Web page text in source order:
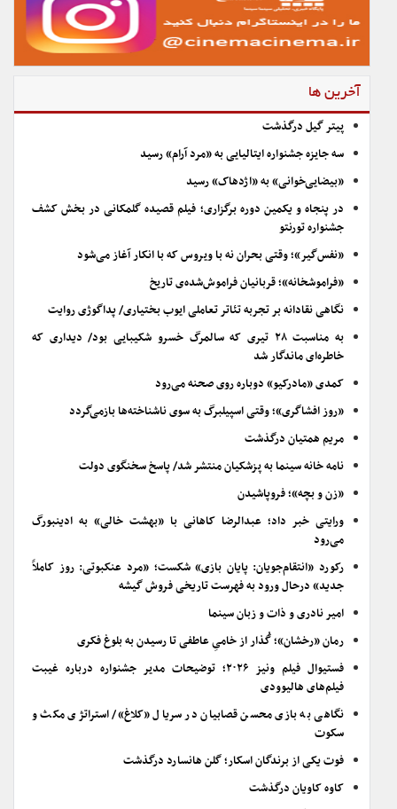
آخرین ها
پیتر گیل درگذشت
سه جایزه جشنواره ایتالیایی به «مرد آرام» رسید
«بیضایی‌خوانی» به «اژدهاک» رسید
در پنجاه و یکمین دوره برگزاری؛ فیلم قصیده گلمکانی در بخش کشف
جشنواره تورنتو
«نفس‌گیر»؛ وقتی بحران نه با ویروس که با انکار آغاز می‌شود
«فراموشخانه»؛ قربانیان فراموش‌شده‌ی تاریخ
نگاهی نقادانه بر تجربه تئاتر تعاملی ایوب بختیاری/ پداگوژی روایت
به مناسبت ۲۸ تیری که سالمرگ خسرو شکیبایی بود/ دیداری که
خاطره‌ای ماندگار شد
کمدی «مادرکیو» دوباره روی صحنه می‌رود
«روز افشاگری»؛ وقتی اسپیلبرگ به سوی ناشناخته‌ها بازمی‌گردد
مریم همتیان درگذشت
نامه خانه سینما به پزشکیان منتشر شد/ پاسخ سخنگوی دولت
«زن و بچه»؛ فروپاشیدن
ورایتی خبر داد؛ عبدالرضا کاهانی با «بهشت خالی» به ادینبورگ
می‌رود
رکورد «انتقام‌جویان: پایان بازی» شکست؛ «مرد عنکبوتی: روز کاملاً
جدید» درحال ورود به فهرست تاریخی فروش گیشه
امیر نادری و ذات و زبان سینما
رمان «رخشان»؛ گُذار از خامیِ عاطفی تا رسیدن به بلوغ فکری
فستیوال فیلم ونیز ۲۰۲۶؛ توضیحات مدیر جشنواره درباره غیبت
فیلم‌های هالیوودی
نگاهی به بازی محسن قصابیان در سریال «کلاغ»/ استراتژی مکث و
سکوت
فوت یکی از برندگان اسکار؛ گلن هانسارد درگذشت
کاوه کاویان درگذشت